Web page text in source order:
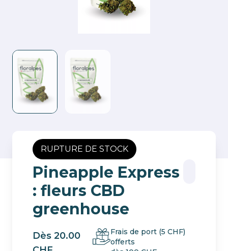
RUPTURE DE STOCK
Pineapple Express
: fleurs CBD
greenhouse
Dès 20.00
Frais de port (5 CHF)
offerts